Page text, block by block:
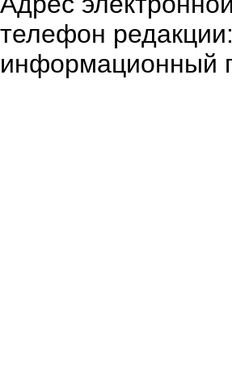
телефон редакции:
информационный